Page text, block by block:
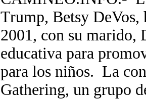
Trump, Betsy DeVos,
2001, con su marido,
educativa para
para los niños. La
Gathering, un grupo